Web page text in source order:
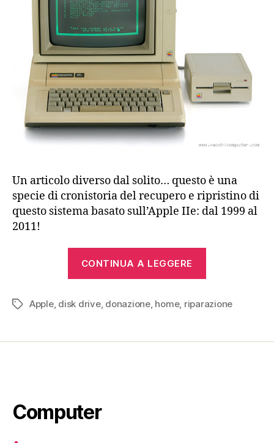
Un articolo diverso dal solito… questo è una
specie di cronistoria del recupero e ripristino di
questo sistema basato sull’Apple IIe: dal 1999 al
2011!
CONTINUA A LEGGERE
Monitor
Apple
Tag Apple, disk drive, donazione, home, riparazione
Computer